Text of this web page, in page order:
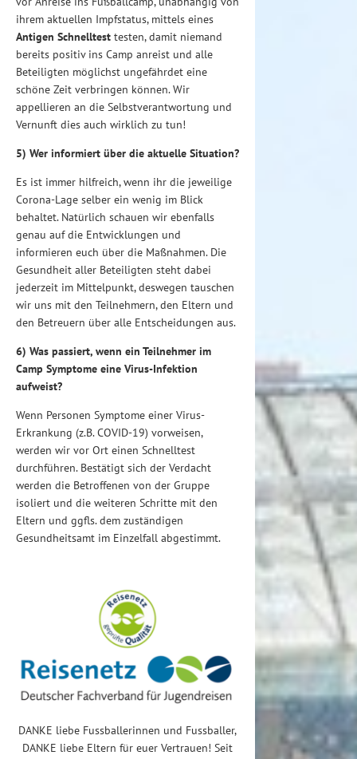
ihrem aktuellen Impfstatus, mittels eines
Antigen Schnelltest testen, damit niemand
bereits positiv ins Camp anreist und alle
Beteiligten möglichst ungefährdet eine
schöne Zeit verbringen können. Wir
appellieren an die Selbstverantwortung und
Vernunft dies auch wirklich zu tun!
5) Wer informiert über die aktuelle Situation?
Es ist immer hilfreich, wenn ihr die jeweilige
Corona-Lage selber ein wenig im Blick
behaltet. Natürlich schauen wir ebenfalls
genau auf die Entwicklungen und
informieren euch über die Maßnahmen. Die
Gesundheit aller Beteiligten steht dabei
jederzeit im Mittelpunkt, deswegen tauschen
wir uns mit den Teilnehmern, den Eltern und
den Betreuern über alle Entscheidungen aus.
6) Was passiert, wenn ein Teilnehmer im
Camp Symptome eine Virus-Infektion
aufweist?
Wenn Personen Symptome einer Virus-
Erkrankung (z.B. COVID-19) vorweisen,
werden wir vor Ort einen Schnelltest
durchführen. Bestätigt sich der Verdacht
werden die Betroffenen von der Gruppe
isoliert und die weiteren Schritte mit den
Eltern und ggfls. dem zuständigen
Gesundheitsamt im Einzelfall abgestimmt.
DANKE liebe Fussballerinnen und Fussballer,
DANKE liebe Eltern für euer Vertrauen! Seit